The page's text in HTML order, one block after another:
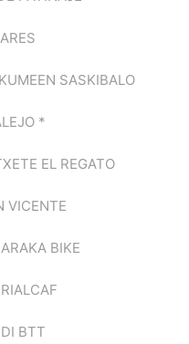
SASKIBALO
*
EL REGATO
VICENTE
BIKE
BTT